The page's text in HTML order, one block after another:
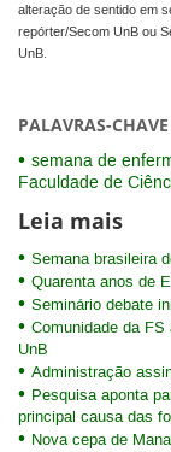
alteração de sentido em
repórter/Secom UnB ou
UnB.
PALAVRAS-CHAVE
semana de
Faculdade de
Leia mais
Semana brasileira
Quarenta anos de
Seminário debate
Comunidade da
UnB
Administração
Pesquisa aponta
principal causa das
Nova cepa de